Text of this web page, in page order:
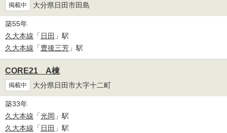
掲載中 大分県日田市田島
築55年
久大本線 「 日田 」駅
久大本線 「豊後三芳 」駅
CORE21 A棟
掲載中 大分県日田市大字十二町
築33年
久大本線 「光岡 」駅
久大本線 「 日田 」駅